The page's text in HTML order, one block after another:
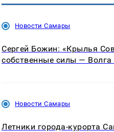
Новости Самары
Сергей Божин: «Крылья
собственные силы —
Новости Самары
Летники города-курорта